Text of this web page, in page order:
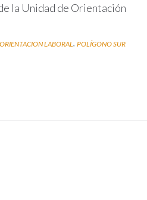
la Unidad de Orientación
ORIENTACION LABORAL , POLÍGONO SUR